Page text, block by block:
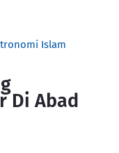
Islam
Di Abad